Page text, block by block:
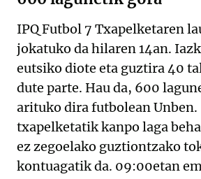
IPQ Futbol 7 Txapelketaren
jokatuko da hilaren 14an.
eutsiko diote eta guztira 40
dute parte. Hau da, 600
arituko dira futbolean Unben.
txapelketatik kanpo laga
ez zegoelako guztiontzako
kontuagatik da. 09:00etan